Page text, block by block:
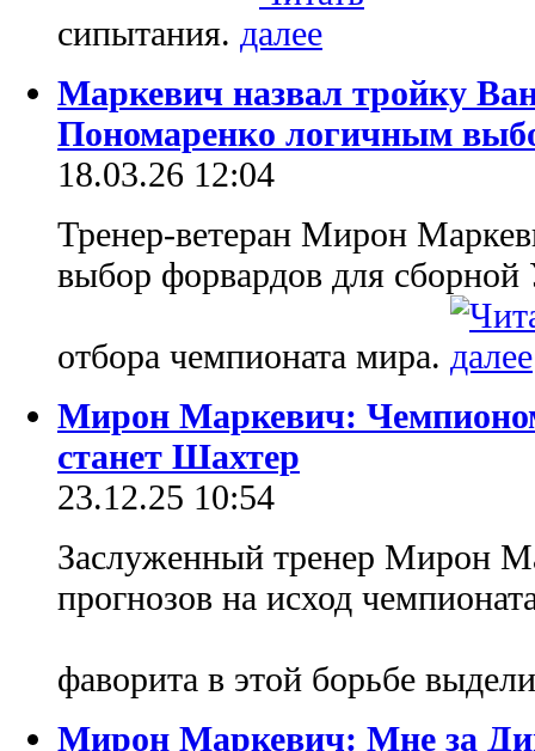
сипытания.
Маркевич назвал тройку
Пономаренко логичным
18.03.26 12:04
Тренер-ветеран Мирон
выбор форвардов для
отбора чемпионата мира.
Мирон Маркевич:
станет Шахтер
23.12.25 10:54
Заслуженный тренер Мирон
прогнозов на исход
фаворита в этой борьбе
Мирон Маркевич: Мне за